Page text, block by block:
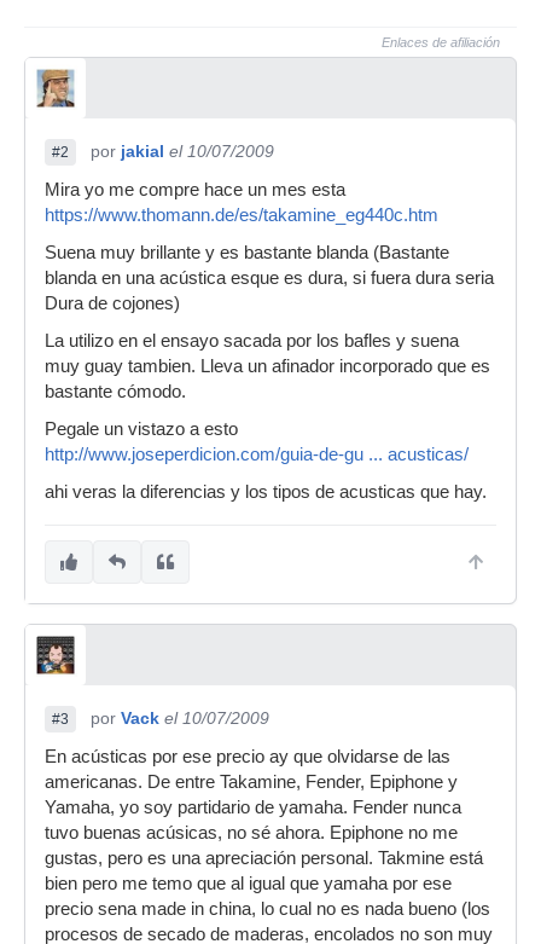
Enlaces de afiliación
#2 por jakial el 10/07/2009
Mira yo me compre hace un mes esta
https://www.thomann.de/es/takamine_eg440c.htm
Suena muy brillante y es bastante blanda (Bastante
blanda en una acústica esque es dura, si fuera dura seria
Dura de cojones)
La utilizo en el ensayo sacada por los bafles y suena
muy guay tambien. Lleva un afinador incorporado que es
bastante cómodo.
Pegale un vistazo a esto
http://www.joseperdicion.com/guia-de-gu ... acusticas/
ahi veras la diferencias y los tipos de acusticas que hay.
#3 por Vack el 10/07/2009
En acústicas por ese precio ay que olvidarse de las
americanas. De entre Takamine, Fender, Epiphone y
Yamaha, yo soy partidario de yamaha. Fender nunca
tuvo buenas acúsicas, no sé ahora. Epiphone no me
gustas, pero es una apreciación personal. Takmine está
bien pero me temo que al igual que yamaha por ese
precio sena made in china, lo cual no es nada bueno (los
procesos de secado de maderas, encolados no son muy